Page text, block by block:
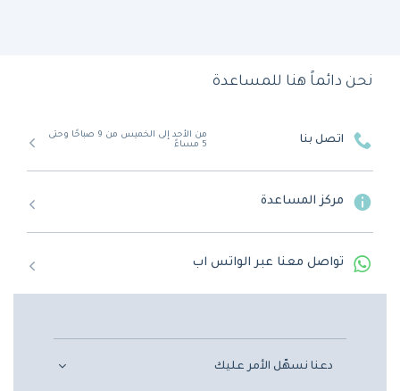
نحن دائماً هنا للمساعدة
اتصل بنا
من الأحد إلى الخميس من 9 صباحًا وحتى
5 مساءً
مركز المساعدة
تواصل معنا عبر الواتس اب
دعنا نسهّل الأمر عليك